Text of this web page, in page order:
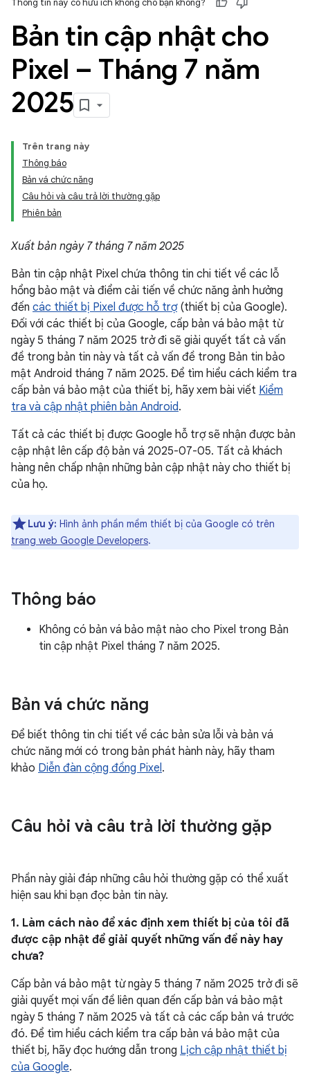
Thông tin này có hữu ích không cho bạn không?
Bản tin cập nhật cho
Pixel – Tháng 7 năm
2025
Trên trang này
Thông báo
Bản vá chức năng
Câu hỏi và câu trả lời thường gặp
Phiên bản
Xuất bản ngày 7 tháng 7 năm 2025
Bản tin cập nhật Pixel chứa thông tin chi tiết về các lỗ
hổng bảo mật và điểm cải tiến về chức năng ảnh hưởng
đến các thiết bị Pixel được hỗ trợ(thiết bị của Google).
Đối với các thiết bị của Google, cấp bản vá bảo mật từ
ngày 5 tháng 7 năm 2025 trở đi sẽ giải quyết tất cả vấn
đề trong bản tin này và tất cả vấn đề trong Bản tin bảo
mật Android tháng 7 năm 2025. Để tìm hiểu cách kiểm tra
cấp bản vá bảo mật của thiết bị, hãy xem bài viết Kiểm
tra và cập nhật phiên bản Android.
Tất cả các thiết bị được Google hỗ trợ sẽ nhận được bản
cập nhật lên cấp độ bản vá 2025-07-05. Tất cả khách
hàng nên chấp nhận những bản cập nhật này cho thiết bị
của họ.
Lưu ý: Hình ảnh phần mềm thiết bị của Google có trên
trang web Google Developers.
Thông báo
Không có bản vá bảo mật nào cho Pixel trong Bản
tin cập nhật Pixel tháng 7 năm 2025.
Bản vá chức năng
Để biết thông tin chi tiết về các bản sửa lỗi và bản vá
chức năng mới có trong bản phát hành này, hãy tham
khảo Diễn đàn cộng đồng Pixel.
Câu hỏi và câu trả lời thường gặp
Phần này giải đáp những câu hỏi thường gặp có thể xuất
hiện sau khi bạn đọc bản tin này.
1. Làm cách nào để xác định xem thiết bị của tôi đã
được cập nhật để giải quyết những vấn đề này hay
chưa?
Cấp bản vá bảo mật từ ngày 5 tháng 7 năm 2025 trở đi sẽ
giải quyết mọi vấn đề liên quan đến cấp bản vá bảo mật
ngày 5 tháng 7 năm 2025 và tất cả các cấp bản vá trước
đó. Để tìm hiểu cách kiểm tra cấp bản vá bảo mật của
thiết bị, hãy đọc hướng dẫn trong Lịch cập nhật thiết bị
của Google.